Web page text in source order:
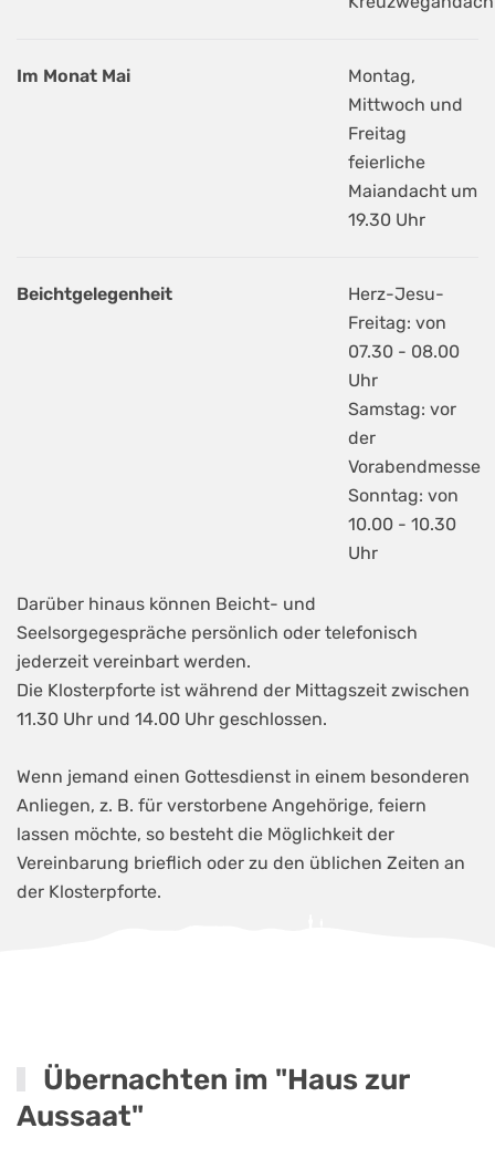
Im Monat Mai
Montag,
Mittwoch und
Freitag
feierliche
Maiandacht um
19.30 Uhr
Beichtgelegenheit
Herz-Jesu-
Freitag: von
07.30 - 08.00
Uhr
Samstag: vor
der
Vorabendmesse
Sonntag: von
10.00 - 10.30
Uhr
Darüber hinaus können Beicht- und
Seelsorgegespräche persönlich oder telefonisch
jederzeit vereinbart werden.
Die Klosterpforte ist während der Mittagszeit zwischen
11.30 Uhr und 14.00 Uhr geschlossen.
Wenn jemand einen Gottesdienst in einem besonderen
Anliegen, z. B. für verstorbene Angehörige, feiern
lassen möchte, so besteht die Möglichkeit der
Vereinbarung brieflich oder zu den üblichen Zeiten an
der Klosterpforte.
Übernachten im "Haus zur
Aussaat"